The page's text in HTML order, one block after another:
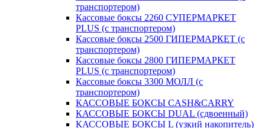
транспортером)
Кассовые боксы 2260 СУПЕРМАРКЕТ
PLUS (с транспортером)
Кассовые боксы 2500 ГИПЕРМАРКЕТ (с
транспортером)
Кассовые боксы 2800 ГИПЕРМАРКЕТ
PLUS (с транспортером)
Кассовые боксы 3300 МОЛЛ (с
транспортером)
КАССОВЫЕ БОКСЫ CASH&CARRY
КАССОВЫЕ БОКСЫ DUAL (сдвоенный)
КАССОВЫЕ БОКСЫ L (узкий накопитель)